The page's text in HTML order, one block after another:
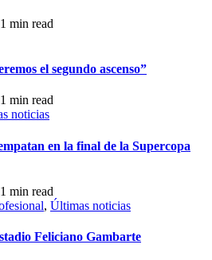
1 min read
el segundo ascenso”
1 min read
noticias
en la final de la Supercopa
1 min read
, Últimas noticias
Feliciano Gambarte